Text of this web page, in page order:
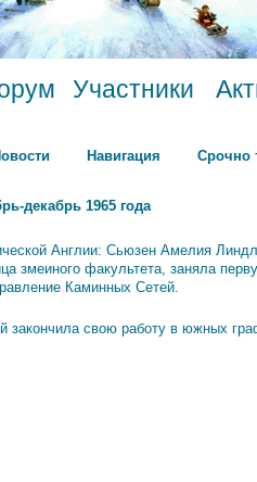
Участники
Навигация Срочно
декабрь 1965 года
Англии: Сьюзен Амелия
змеиного факультета, заняла
Каминных Сетей.
закончила свою работу в южных